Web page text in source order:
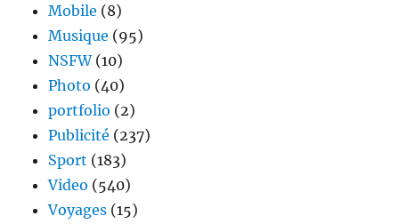
Mobile (8)
Musique (95)
NSFW(10)
Photo (40)
portfolio (2)
Publicité (237)
Sport (183)
Video (540)
Voyages (15)